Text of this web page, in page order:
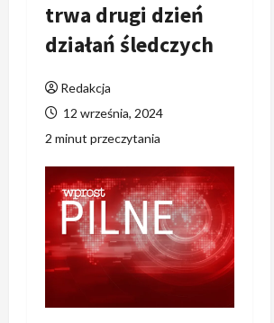
trwa drugi dzień
działań śledczych
Redakcja
12 września, 2024
2 minut przeczytania